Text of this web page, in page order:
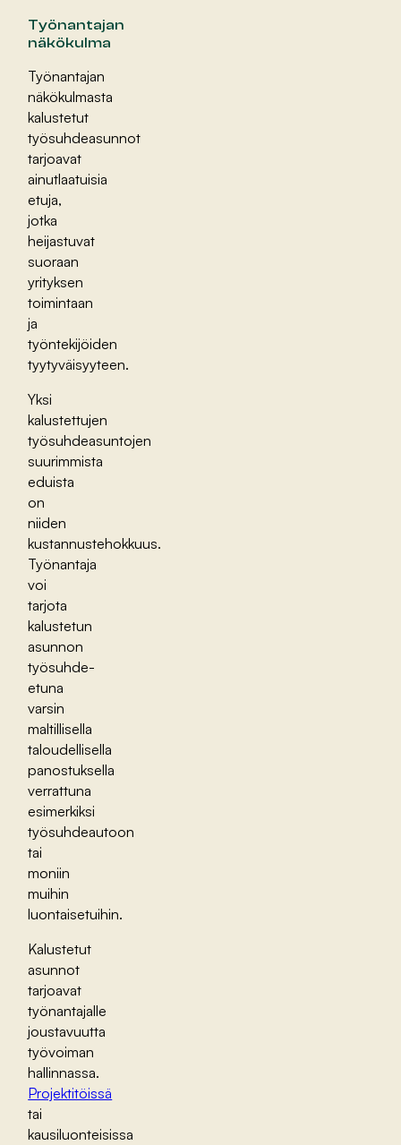
Työnantajan
näkökulma
Työnantajan
näkökulmasta
kalustetut
työsuhdeasunnot
tarjoavat
ainutlaatuisia
etuja,
jotka
heijastuvat
suoraan
yrityksen
toimintaan
ja
työntekijöiden
tyytyväisyyteen.
Yksi
kalustettujen
työsuhdeasuntojen
suurimmista
eduista
on
niiden
kustannustehokkuus.
Työnantaja
voi
tarjota
kalustetun
asunnon
työsuhde-
etuna
varsin
maltillisella
taloudellisella
panostuksella
verrattuna
esimerkiksi
työsuhdeautoon
tai
moniin
muihin
luontaisetuihin.
Kalustetut
asunnot
tarjoavat
työnantajalle
joustavuutta
työvoiman
hallinnassa.
Projektitöissä
tai
kausiluonteisissa